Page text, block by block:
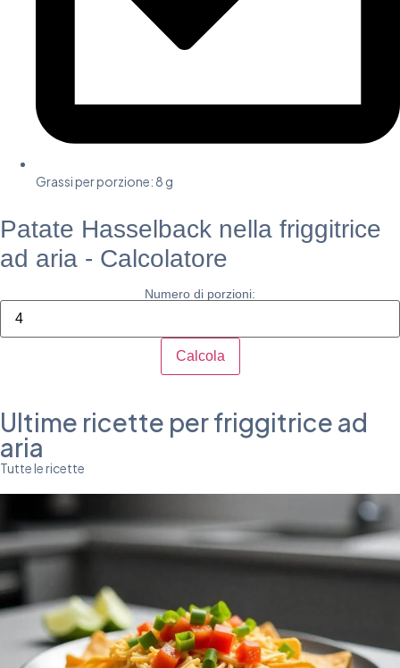
Grassi per porzione: 8 g
Patate Hasselback nella friggitrice
ad aria - Calcolatore
Numero di porzioni:
Calcola
Ultime ricette per friggitrice ad
aria
Tutte le ricette